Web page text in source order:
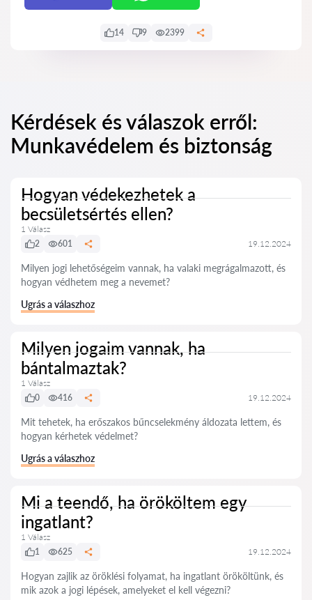
14 9 2399
Kérdések és válaszok erről:
Munkavédelem és biztonság
Hogyan védekezhetek a
becsületsértés ellen?
1 Válasz
2
601 19.12.2024
Milyen jogi lehetőségeim vannak, ha valaki megrágalmazott, és
hogyan védhetem meg a nevemet?
Ugrás a válaszhoz
Milyen jogaim vannak, ha
bántalmaztak?
1 Válasz
0
416 19.12.2024
Mit tehetek, ha erőszakos bűncselekmény áldozata lettem, és
hogyan kérhetek védelmet?
Ugrás a válaszhoz
Mi a teendő, ha örököltem egy
ingatlant?
1 Válasz
1
625 19.12.2024
Hogyan zajlik az öröklési folyamat, ha ingatlant örököltünk, és
mik azok a jogi lépések, amelyeket el kell végezni?